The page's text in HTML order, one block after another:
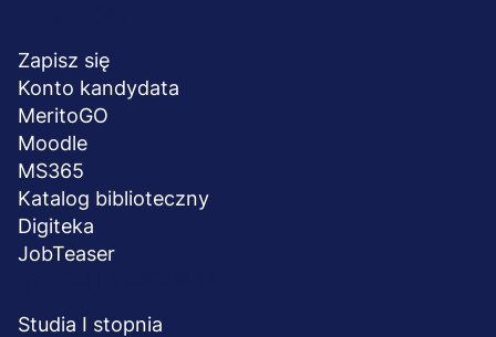
stopka
Zapisz się
Konto kandydata
MeritoGO
Moodle
MS365
Katalog biblioteczny
Digiteka
JobTeaser
Studia I stopnia